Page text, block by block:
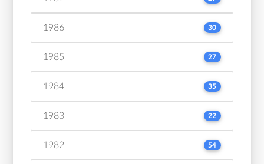
1986 30
1985 27
1984 35
1983 22
1982 54